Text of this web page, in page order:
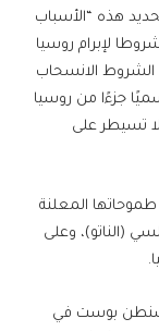
هذه “الأسباب
2024، عندما حدد شروطا لإبرام روسيا
الشروط الانسحاب
جزءًا من روسيا
قواته لا تسيطر على
طموحاتها المعلنة
(الناتو)، وعلى
بوست في